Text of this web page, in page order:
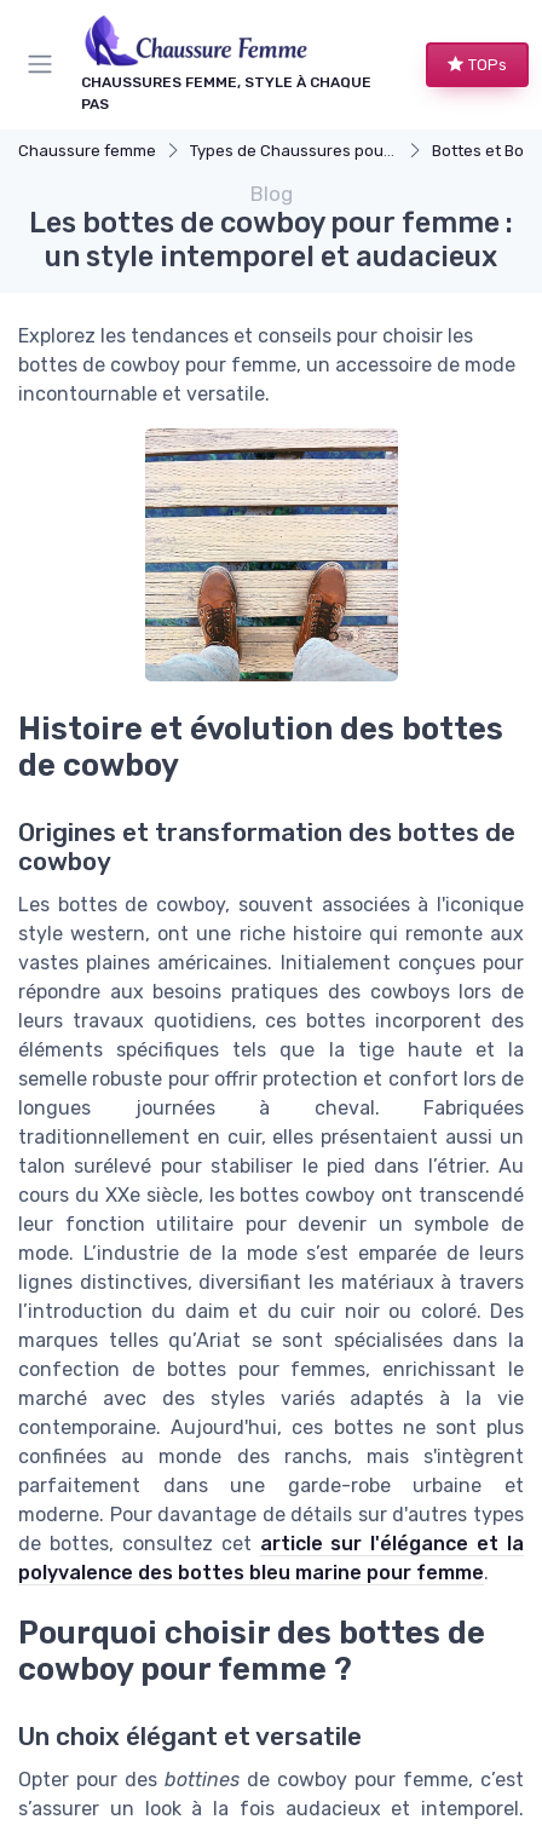
CHAUSSURES FEMME, STYLE À CHAQUE
PAS
TOPs
Chaussure femme Types de Chaussures pour Femmes Bottes et
Blog
Les bottes de cowboy pour femme :
un style intemporel et audacieux
Explorez les tendances et conseils pour choisir les
bottes de cowboy pour femme, un accessoire de mode
incontournable et versatile.
Histoire et évolution des bottes
de cowboy
Origines et transformation des bottes de
cowboy
Les bottes de cowboy, souvent associées à l'iconique
style western, ont une riche histoire qui remonte aux
vastes plaines américaines. Initialement conçues pour
répondre aux besoins pratiques des cowboys lors de
leurs travaux quotidiens, ces bottes incorporent des
éléments spécifiques tels que la tige haute et la
semelle robuste pour offrir protection et confort lors de
longues journées à cheval. Fabriquées
traditionnellement en cuir, elles présentaient aussi un
talon surélevé pour stabiliser le pied dans l’étrier. Au
cours du XXe siècle, les bottes cowboy ont transcendé
leur fonction utilitaire pour devenir un symbole de
mode. L’industrie de la mode s’est emparée de leurs
lignes distinctives, diversifiant les matériaux à travers
l’introduction du daim et du cuir noir ou coloré. Des
marques telles qu’Ariat se sont spécialisées dans la
confection de bottes pour femmes, enrichissant le
marché avec des styles variés adaptés à la vie
contemporaine. Aujourd'hui, ces bottes ne sont plus
confinées au monde des ranchs, mais s'intègrent
parfaitement dans une garde-robe urbaine et
moderne. Pour davantage de détails sur d'autres types
de bottes, consultez cet article sur l'élégance et la
polyvalence des bottes bleu marine pour femme.
Pourquoi choisir des bottes de
cowboy pour femme ?
Un choix élégant et versatile
Opter pour des bottines de cowboy pour femme, c’est
s’assurer un look à la fois audacieux et intemporel.
Panneau de gestion des cookies